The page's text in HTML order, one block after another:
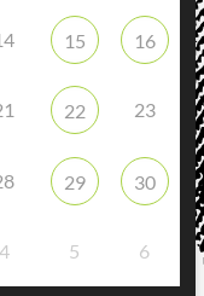
15 16
22 23
29 30
4 5 6